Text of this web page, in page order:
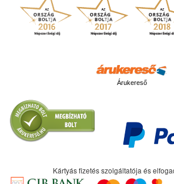
Árukereső
Kártyás fizetés szolgáltatója és